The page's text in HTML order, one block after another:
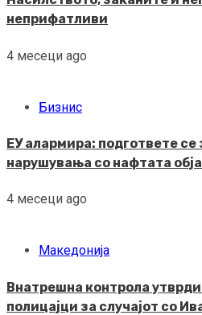
неприфатливи
4 месеци ago
Бизнис
ЕУ алармира: подгответе се
нарушувања со нафтата
4 месеци ago
Македонија
Внатрешна контрола утврди
полицајци за случајот со